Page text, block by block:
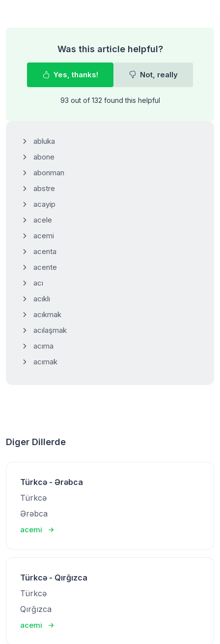
Was this article helpful?
Yes, thanks! Not, really
93 out of 132 found this helpful
abluka
abone
abonman
abstre
acayip
acele
acemi
acenta
acente
acı
acıklı
acıkmak
acılaşmak
acıma
acımak
Diger Dillerde
Türkcə - Ərəbca
Türkcə
Ərəbca
acemi
Türkcə - Qırğızca
Türkcə
Qırğızca
acemi